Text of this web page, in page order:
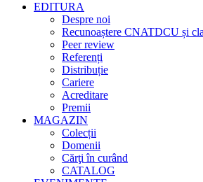
EDITURA
Despre noi
Recunoaștere CNATDCU și
Peer review
Referenți
Distribuție
Cariere
Acreditare
Premii
MAGAZIN
Colecții
Domenii
Cărţi în curând
CATALOG